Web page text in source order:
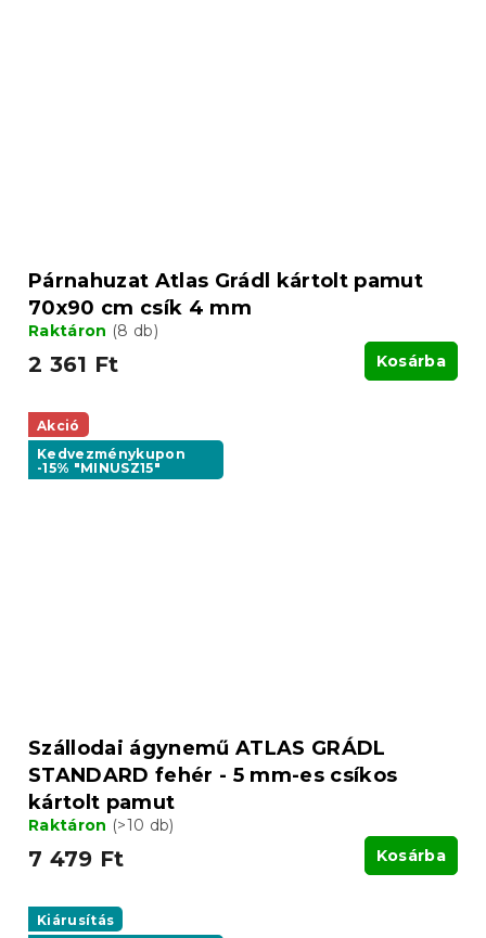
Párnahuzat Atlas Grádl kártolt pamut
70x90 cm csík 4 mm
Raktáron (8 db)
2 361 Ft Kosárba
Akció
Kedvezménykupon
-15% "MINUSZ15"
Szállodai ágynemű ATLAS GRÁDL
STANDARD fehér - 5 mm-es csíkos
kártolt pamut
Raktáron (>10 db)
7 479 Ft Kosárba
Kiárusítás